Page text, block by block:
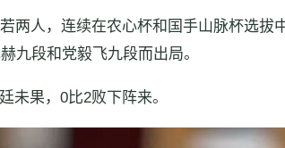
两人，连续在农心杯和国手山脉杯选拔
九段和党毅飞九段而出局。
未果，0比2败下阵来。